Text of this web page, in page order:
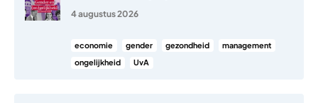
4 augustus 2026
economie gender gezondheid
management
ongelijkheid
UvA